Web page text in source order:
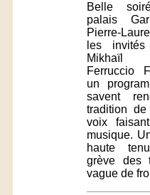
Belle
palais
Pierre-
les
Mikhaïl
Ferruccio
un
savent
tradition
voix
musique.
haute
grève des
vague de